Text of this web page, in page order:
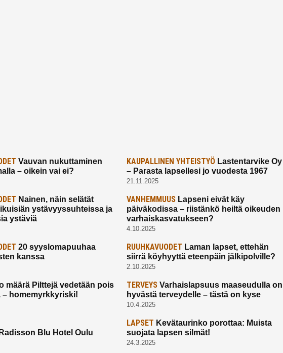
Vauvan nukuttaminen
– oikein vai ei?
KAUPALLINEN YHTEISTYÖLastentarvike Oy
– Parasta lapsellesi jo vuodesta 1967
21.11.2025
Nainen, näin selätät
ystävyyssuhteissa ja
ystäviä
VANHEMMUUSLapseni eivät käy
päiväkodissa – riistänkö heiltä oikeuden
varhaiskasvatukseen?
4.10.2025
20 syyslomapuuhaa
kanssa
RUUHKAVUODET Laman lapset, ettehän
siirrä köyhyyttä eteenpäin jälkipolville?
2.10.2025
määrä Pilttejä vedetään pois
– homemyrkkyriski!
TERVEYSVarhaislapsuus maaseudulla on
hyvästä terveydelle – tästä on kyse
10.4.2025
Radisson Blu Hotel Oulu
LAPSET Kevätaurinko porottaa: Muista
suojata lapsen silmät!
24.3.2025